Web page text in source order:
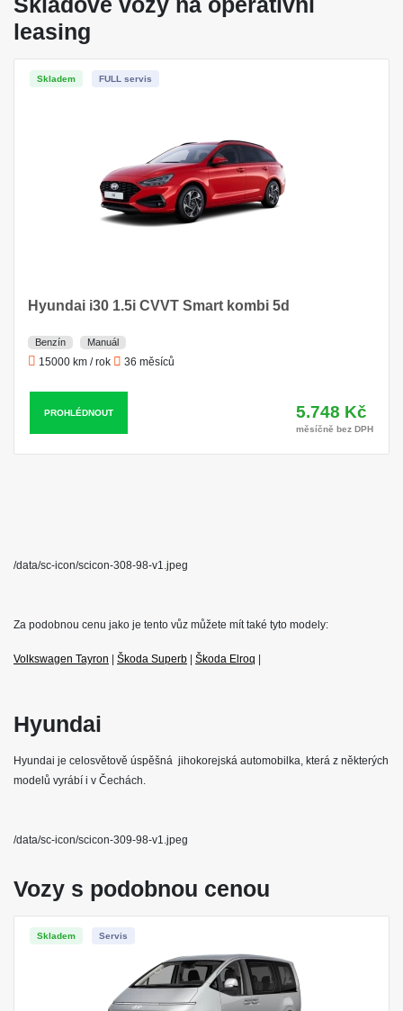
leasing
Skladem FULL servis
Hyundai i30 1.5i CVVT Smart kombi 5d
Benzín Manuál
15000 km / rok 36 měsíců
PROHLÉDNOUT 5.748 Kč
měsíčně bez DPH
/data/sc-icon/scicon-308-98-v1.jpeg
Za podobnou cenu jako je tento vůz můžete mít také tyto modely:
Volkswagen Tayron Škoda Superb Škoda Elroq
Hyundai
Hyundai je celosvětově úspěšná jihokorejská automobilka, která z některých
modelů vyrábí i v Čechách.
/data/sc-icon/scicon-309-98-v1.jpeg
Vozy s podobnou cenou
Skladem Servis